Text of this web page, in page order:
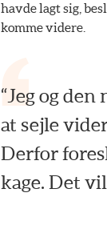
havde lagt sig,
komme videre.
“Jeg og
at sejle
Derfor
kage. Det